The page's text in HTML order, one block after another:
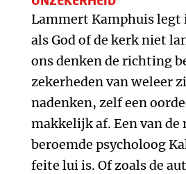
Lammert Kamphuis legt
als God of de kerk niet
ons denken de richting
zekerheden van weleer
nadenken, zelf een
makkelijk af. Een van de
beroemde psycholoog
feite lui is. Of zoals de